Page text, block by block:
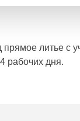
прямое литье
рабочих дня.